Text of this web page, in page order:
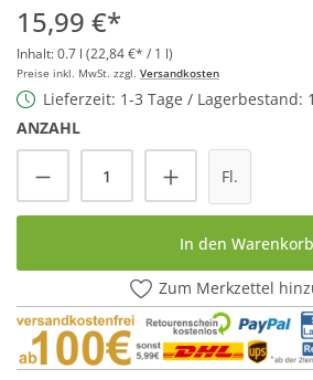
Durchschnittliche Bewertung von 4.7
15,99 €*
Inhalt:0.7 l (22,84 €* / 1 l)
Preise inkl. MwSt. zzgl. Versandkosten
Lieferzeit: 1-3 Tage / Lagerbestand:
ANZAHL
Produkt Anzahl: Gib
Fl.
In den Warenkorb
Zum Merkzettel